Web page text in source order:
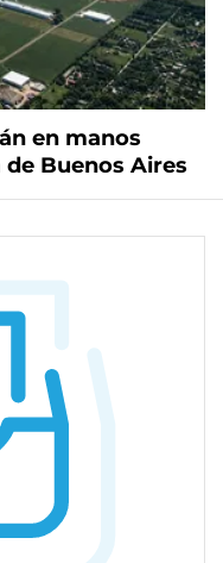
en manos
Buenos Aires